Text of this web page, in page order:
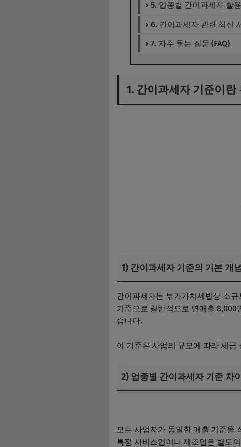
5. 업종별 간이과세자 활
6. 간이과세자 관련 최신
7. 자주 묻는 질문 (FAQ)
1. 간이과세자 기준이
1) 간이과세자 기준의 기본 개
간이과세자는 부가가치세법상 소
기준으로 일반적으로 연매출 8,000
습니다.
이 기준은 사업의 규모에 따라 세금
2) 업종별 간이과세자 기준 차
모든 사업자가 동일한 매출 기준을
특정 서비스업이나 제조업은 별도